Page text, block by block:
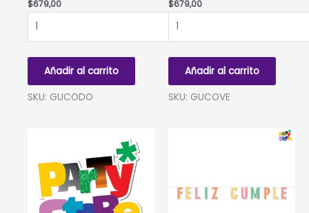
$679,00
ECO
100x200cm
cantidad
Añadir al carrito
SKU: GUCODO
$679,00
ECO
100x200cm
cantidad
Añadir al carrito
SKU: GUCOVE